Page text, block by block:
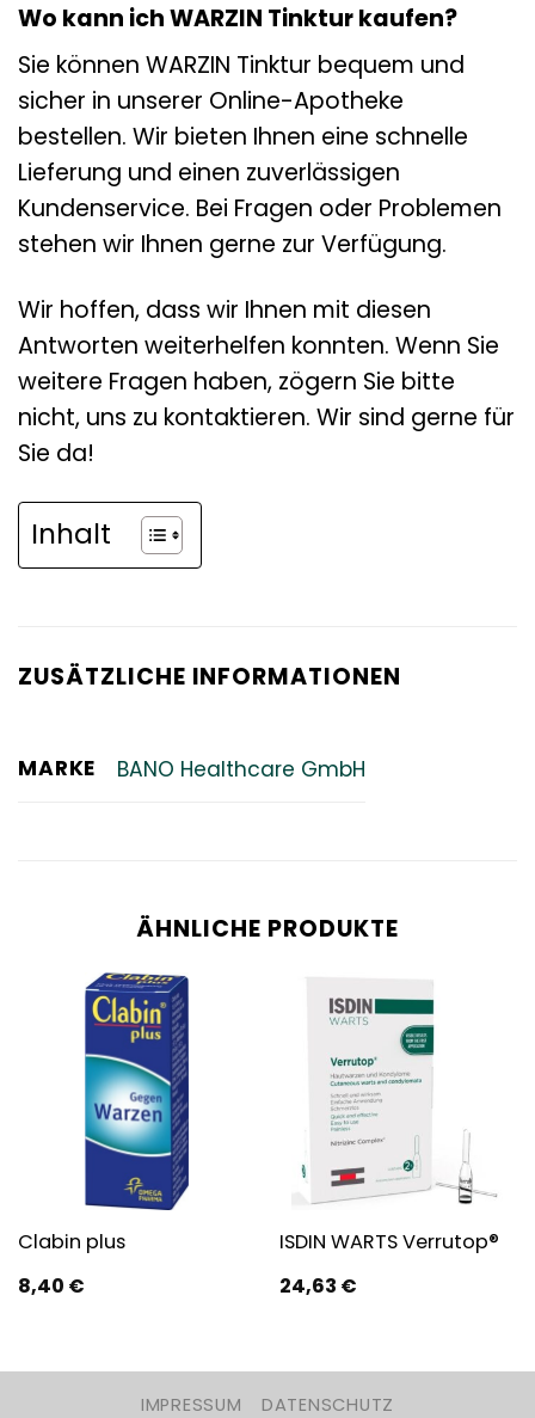
Wo kann ich WARZIN Tinktur kaufen?
Sie können WARZIN Tinktur bequem und
sicher in unserer Online-Apotheke
bestellen. Wir bieten Ihnen eine schnelle
Lieferung und einen zuverlässigen
Kundenservice. Bei Fragen oder Problemen
stehen wir Ihnen gerne zur Verfügung.
Wir hoffen, dass wir Ihnen mit diesen
Antworten weiterhelfen konnten. Wenn Sie
weitere Fragen haben, zögern Sie bitte
nicht, uns zu kontaktieren. Wir sind gerne für
Sie da!
Inhalt
ZUSÄTZLICHE INFORMATIONEN
MARKE BANO Healthcare GmbH
ÄHNLICHE PRODUKTE
Clabin plus
8,40 €
ISDIN WARTS Verrutop®
24,63 €
IMPRESSUM DATENSCHUTZ